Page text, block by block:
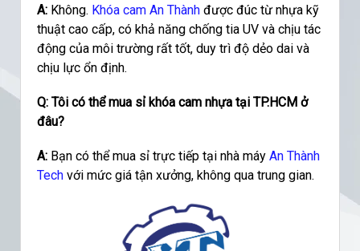
A: Không. Khóa cam An Thành được đúc từ nhựa kỹ
thuật cao cấp, có khả năng chống tia UV và chịu tác
động của môi trường rất tốt, duy trì độ dẻo dai và
chịu lực ổn định.
Q: Tôi có thể mua sỉ khóa cam nhựa tại TP.HCM ở
đâu?
A: Bạn có thể mua sỉ trực tiếp tại nhà máy An Thành
Tech với mức giá tận xưởng, không qua trung gian.